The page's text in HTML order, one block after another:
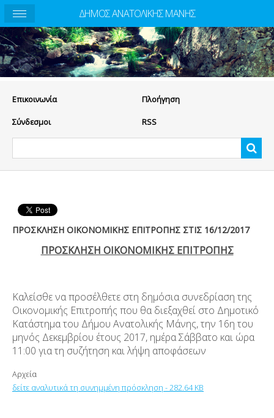
Eπικοινωνία Πλοήγηση
Σύνδεσμοι RSS
ΠΡΟΣΚΛΗΣΗ ΟΙΚΟΝΟΜΙΚΗΣ ΕΠΙΤΡΟΠΗΣ ΣΤΙΣ 16/12/2017
ΠΡΟΣΚΛΗΣΗ ΟΙΚΟΝΟΜΙΚΗΣ ΕΠΙΤΡΟΠΗΣ
Καλείσθε να προσέλθετε στη δημόσια συνεδρίαση της
Οικονομικής Επιτροπής που θα διεξαχθεί στο Δημοτικό
Κατάστημα του Δήμου Ανατολικής Μάνης, την 16η του
μηνός Δεκεμβρίου έτους 2017, ημέρα Σάββατο και ώρα
11:00 για τη συζήτηση και λήψη αποφάσεων
Αρχεία
δείτε αναλυτικά τη συνημμένη πρόσκληση - 282.64 KB
ΔΗΜΟΣ ΑΝΑΤΟΛΙΚΗΣ ΜΑΝΗΣ